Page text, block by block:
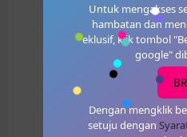
Untuk mengakses
hambatan dan
eklusif, klik tombol
google"
Dengan mengklik
setuju dengan